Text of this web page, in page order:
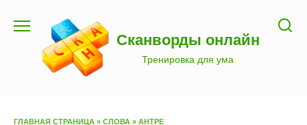
содержанию
Сканворды онлайн
Тренировка для ума
ГЛАВНАЯ СТРАНИЦА » СЛОВА » АНТРЕ